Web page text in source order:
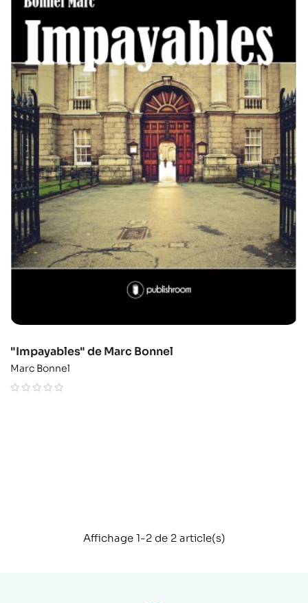
"Impayables" de Marc Bonnel
Marc Bonnel
Affichage 1-2 de 2 article(s)